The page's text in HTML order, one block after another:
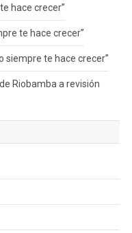
hace crecer”
te hace crecer”
siempre te hace crecer”
Riobamba a revisión